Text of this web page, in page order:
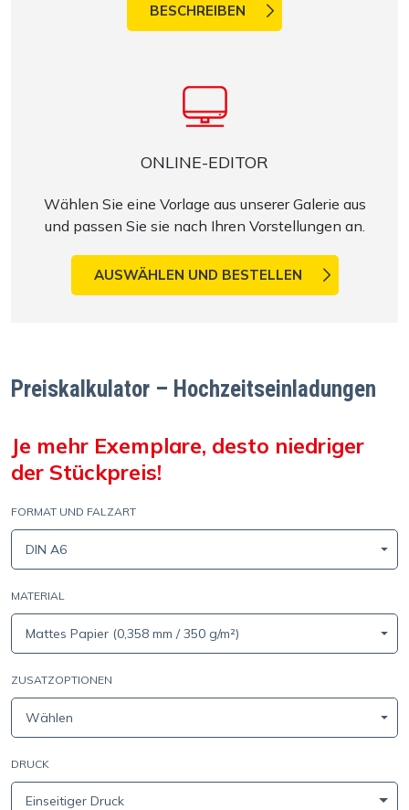
BESCHREIBEN
ONLINE-EDITOR
Wählen Sie eine Vorlage aus unserer Galerie aus
und passen Sie sie nach Ihren Vorstellungen an.
AUSWÄHLEN UND BESTELLEN
Preiskalkulator – Hochzeitseinladungen
Je mehr Exemplare, desto niedriger
der Stückpreis!
FORMAT UND FALZART
DIN A6
MATERIAL
Mattes Papier (0,358 mm / 350 g/m²)
ZUSATZOPTIONEN
Wählen
DRUCK
Einseitiger Druck